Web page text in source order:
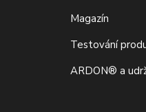
Magazín
Testování
ARDON® a